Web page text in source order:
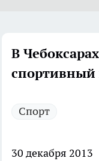
В
спортивный
Спорт
30 декабря 2013